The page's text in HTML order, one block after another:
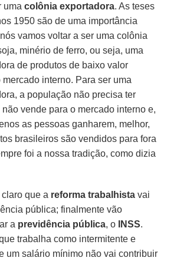
umacolônia exportadora. As teses
1950 são de uma importância
vamos voltar a ser uma colônia
minério de ferro, ou seja, uma
de produtos de baixo valor
interno. Para ser uma
a população não precisa ter
vende para o mercado interno e,
as pessoas ganharem, melhor,
brasileiros são vendidos para fora
foi a nossa tradição, como dizia
que a reforma trabalhista vai
pública; finalmente vão
a previdência pública, o INSS.
trabalha como intermitente e
um salário mínimo não vai contribuir